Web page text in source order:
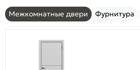
Межкомнатные двери Фурнитура